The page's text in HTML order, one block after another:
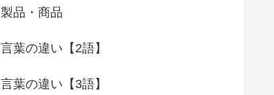
製品・商品
言葉の違い【2語】
言葉の違い【3語】